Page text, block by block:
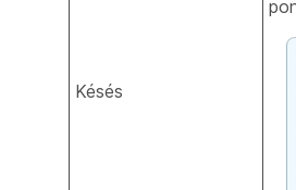
Késés